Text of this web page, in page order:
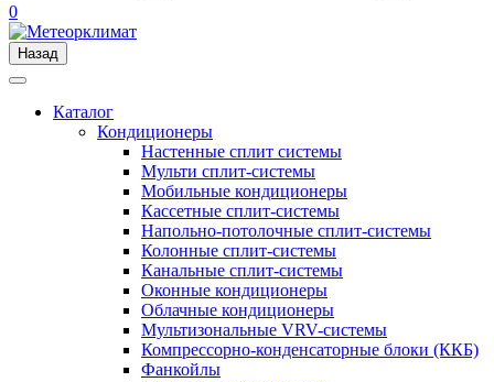
0
Назад
Каталог
Кондиционеры
Настенные сплит системы
Мульти сплит-системы
Мобильные кондиционеры
Кассетные сплит-системы
Напольно-потолочные сплит-системы
Колонные сплит-системы
Канальные сплит-системы
Оконные кондиционеры
Облачные кондиционеры
Мультизональные VRV-системы
Компрессорно-конденсаторные блоки (ККБ)
Фанкойлы